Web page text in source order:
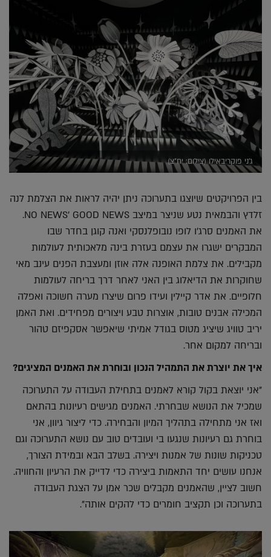
ג׳ני פוקריבאילו (צילום: יח"צ)
בין הפרויקטים שיוצגו בתערוכה ניתן יהיה לראות את הצלמת לנה
זלדץ והבמאית נטע שניצר במיצב NO NEWS’ GOOD NEWS.
את האמנים סרג'ו לופו נובופלנסקי ואנה קוגן בחדר שבו
המבקרים ישגרו את עצמם בעזרת בינה מלאכותית לעולמות
מקבילים. את צלמת האופנה אלה אוזן ומעצבת הפנים עינב מאי
שחוקרות את הדיאלוג בין האני לאחר דרך בריחה לעולמות
חלופיים. את אדר קיילין ועידו פרום שיצרו מערה חשוכה ואפלה
המכילה אבנים טובות, אוצרות טבע ויצורים מפחידים. ואת האמן
יריב טוויג שיציג מטוס בגודל אמיתי שיאפשר אסקפיזם טהור
ובריחה למקום אחר.
איך את יוצרת את התמהיל הנכון ובוחרת את האמנים המציגים?
"אני יוצאת בקול קורא לאמנים בתחילת העבודה על התערוכה
שמכיל את הנושא שבחרתי. האמנים מגישים רעיונות בהתאם
ואז אני מתחילה בתהליך המיון והבחירה. כדי ליצור גיוון, אני
בוחרת גם רעיונות שנגעו בי ועובדים טוב עם נושא התערוכה וגם
טכניקות שונות של אמנות ויצירה. בשלב הבא ובמידת הצורך,
אנחנו עושים יחד התאמות ביצירה כדי לדייק את הרעיון והחוויה.
חשוב לציין, שהאמנים מקבלים שכר אמן על הצגת העבודה
בתערוכה וכן תקציב חומרים כדי להקים אותה".